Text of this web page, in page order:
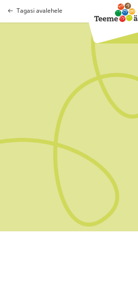
Tagasi avalehele